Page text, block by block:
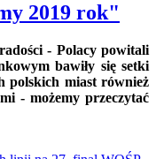
2019 rok"
- Polacy powitali
bawiły się setki
polskich miast również
- możemy przeczytać